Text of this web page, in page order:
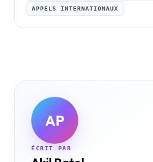
APPELS INTERNATIONAUX
AP
ÉCRIT PAR